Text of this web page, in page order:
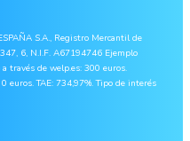
S.A., Registro Mercantil de
6, N.I.F. A67194746 Ejemplo
través de welp.es: 300 euros.
euros. TAE: 734,97%. Tipo de interés